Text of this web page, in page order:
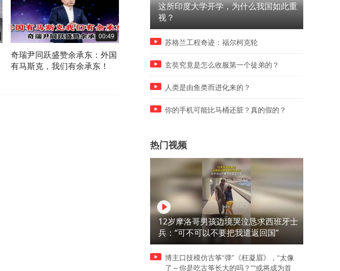
00:49
奇瑞尹同跃盛赞余承东：外国
有马斯克，我们有余承东！
来，也终于见到了口吐狂言的
部剧#
这所印度大学开学，为什么我国如此重
视？
苏格兰工程奇迹：福尔柯克轮
玄奘究竟是怎么收服第一个徒弟的？
人类是由鱼类而进化来的？
你的手机可能比马桶还脏？真的假的？
热门视频
12岁摩洛哥男孩边境哭泣恳求西班牙士
兵：“可不可以不要把我遣返回国”
博主口技模仿古筝“弹”《枉凝眉》，“太像
了～你是吃古筝长大的吗？”“或将成为首